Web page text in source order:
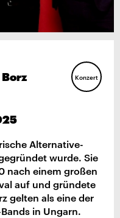
Konzert
Alternative-
wurde. Sie
nach einem großen
auf und gründete
gelten als eine der
in Ungarn.